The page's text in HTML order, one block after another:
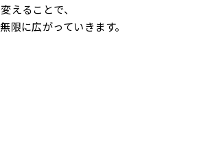
えることで、
限に広がっていきます。